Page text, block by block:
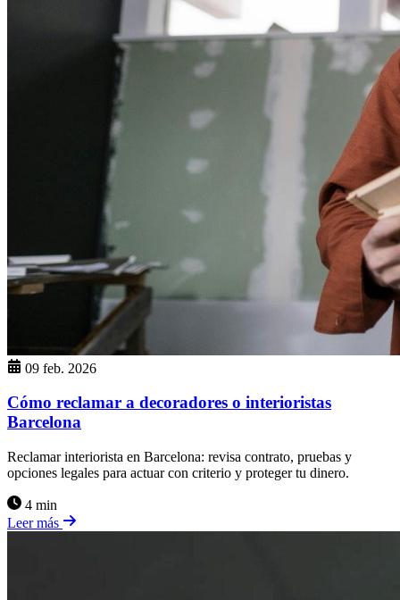
09 feb. 2026
Cómo reclamar a decoradores o interioristas
Barcelona
Reclamar interiorista en Barcelona: revisa contrato, pruebas y
opciones legales para actuar con criterio y proteger tu dinero.
4 min
Leer más